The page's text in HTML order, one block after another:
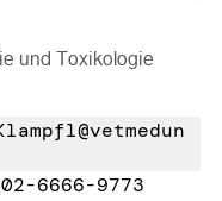
und Toxikologie
6666-9773